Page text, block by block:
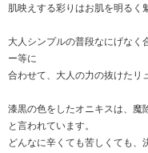
肌映えする彩りはお肌を明るく
大人シンプルの普段なにげなく
ー等に
合わせて、大人の力の抜けたリ
漆黒の色をしたオニキスは、魔
と言われています。
どんなに辛くても苦しくても、